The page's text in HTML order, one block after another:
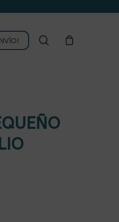
buscar